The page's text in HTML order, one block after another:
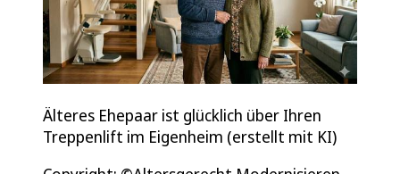
Älteres Ehepaar ist glücklich über Ihren
Treppenlift im Eigenheim (erstellt mit KI)